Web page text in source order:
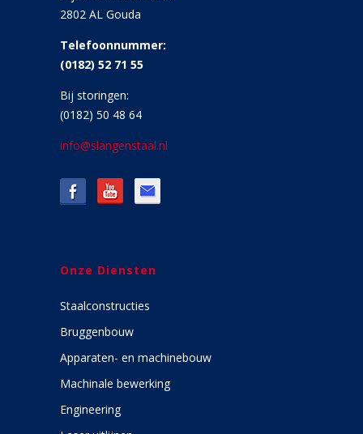
2802 AL Gouda
Telefoonnummer:
(0182) 52 71 55
Bij storingen:
(0182) 50 48 64
info@slangenstaal.nl
Onze Diensten
Staalconstructies
Bruggenbouw
Apparaten- en machinebouw
Machinale bewerking
Engineering